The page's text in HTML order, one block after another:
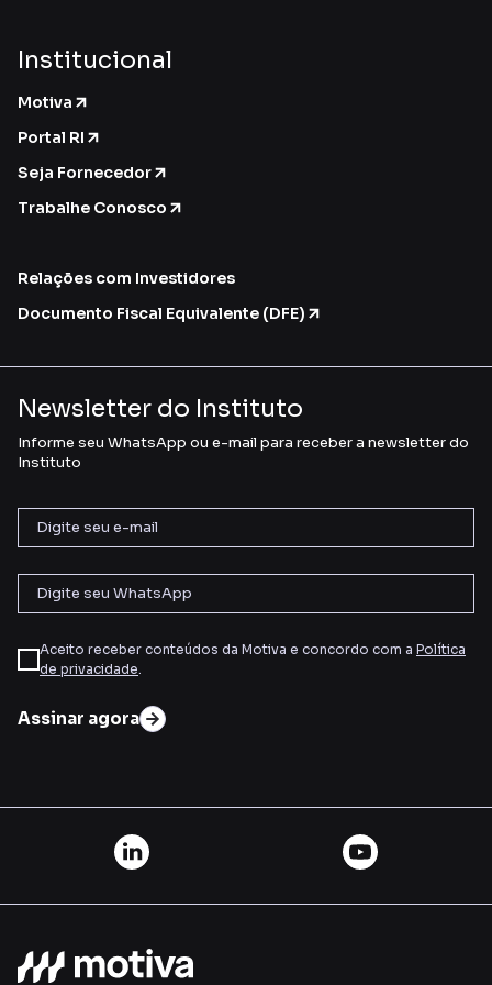
Institucional
Motiva
Portal RI
Seja Fornecedor
Trabalhe Conosco
Relações com Investidores
Documento Fiscal Equivalente (DFE)
Newsletter do Instituto
Informe seu WhatsApp ou e-mail para receber a newsletter do
Instituto
Aceito receber conteúdos da Motiva e concordo com a Política
de privacidade.
Assinar agora